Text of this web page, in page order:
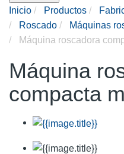
Inicio
Productos
Roscado
Máquinas
Máquina roscadora
Máquina
compacta